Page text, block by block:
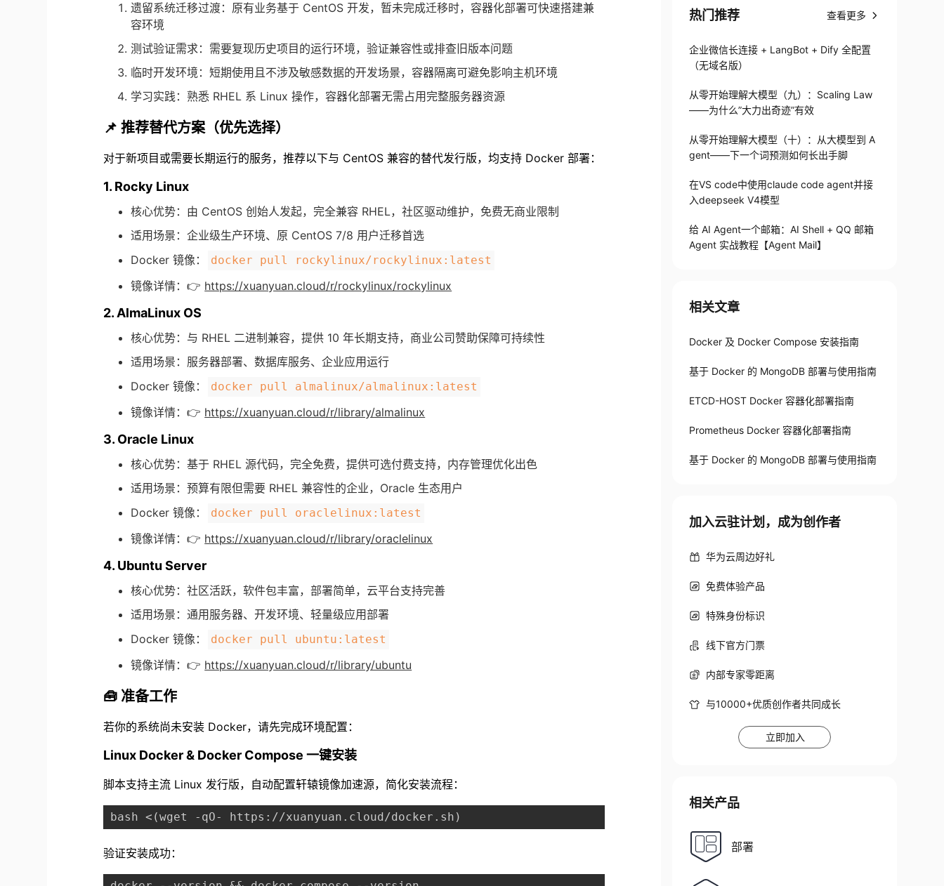
遗留系统迁移过渡：原有业务基于 CentOS 开发，暂未完成迁移时，容器化部署可快速搭建兼
容环境
测试验证需求：需要复现历史项目的运行环境，验证兼容性或排查旧版本问题
临时开发环境：短期使用且不涉及敏感数据的开发场景，容器隔离可避免影响主机环境
学习实践：熟悉 RHEL 系 Linux 操作，容器化部署无需占用完整服务器资源
📌 推荐替代方案（优先选择）
对于新项目或需要长期运行的服务，推荐以下与 CentOS 兼容的替代发行版，均支持 Docker 部署：
1. Rocky Linux
核心优势：由 CentOS 创始人发起，完全兼容 RHEL，社区驱动维护，免费无商业限制
适用场景：企业级生产环境、原 CentOS 7/8 用户迁移首选
Docker 镜像：
docker pull rockylinux/rockylinux:latest
镜像详情：👉 https://xuanyuan.cloud/r/rockylinux/rockylinux
2. AlmaLinux OS
核心优势：与 RHEL 二进制兼容，提供 10 年长期支持，商业公司赞助保障可持续性
适用场景：服务器部署、数据库服务、企业应用运行
Docker 镜像：
docker pull almalinux/almalinux:latest
镜像详情：👉 https://xuanyuan.cloud/r/library/almalinux
3. Oracle Linux
核心优势：基于 RHEL 源代码，完全免费，提供可选付费支持，内存管理优化出色
适用场景：预算有限但需要 RHEL 兼容性的企业，Oracle 生态用户
Docker 镜像：
docker pull oraclelinux:latest
镜像详情：👉 https://xuanyuan.cloud/r/library/oraclelinux
4. Ubuntu Server
核心优势：社区活跃，软件包丰富，部署简单，云平台支持完善
适用场景：通用服务器、开发环境、轻量级应用部署
Docker 镜像：
docker pull ubuntu:latest
镜像详情：👉 https://xuanyuan.cloud/r/library/ubuntu
🧰 准备工作
若你的系统尚未安装 Docker，请先完成环境配置：
Linux Docker & Docker Compose 一键安装
脚本支持主流 Linux 发行版，自动配置轩辕镜像加速源，简化安装流程：
验证安装成功：
热门推荐 查看更多
企业微信长连接 + LangBot + Dify 全配置
（无域名版）
从零开始理解大模型（九）：Scaling Law
——为什么”大力出奇迹”有效
从零开始理解大模型（十）：从大模型到 A
gent——下一个词预测如何长出手脚
在VS code中使用claude code agent并接
入deepseek V4模型
给 AI Agent一个邮箱：AI Shell + QQ 邮箱
Agent 实战教程【Agent Mail】
相关文章
Docker 及 Docker Compose 安装指南
基于 Docker 的 MongoDB 部署与使用指南
ETCD-HOST Docker 容器化部署指南
Prometheus Docker 容器化部署指南
基于 Docker 的 MongoDB 部署与使用指南
加入云驻计划，成为创作者
华为云周边好礼
免费体验产品
特殊身份标识
线下官方门票
内部专家零距离
与10000+优质创作者共同成长
立即加入
相关产品
部署